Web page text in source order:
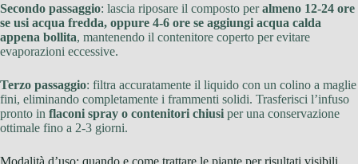
Secondo passaggio: lascia riposare il composto peralmeno 12-24 ore
se usi acqua fredda, oppure 4-6 ore se aggiungi acqua calda
appena bollita, mantenendo il contenitore coperto per evitare
evaporazioni eccessive.
Terzo passaggio: filtra accuratamente il liquido con un colino a maglie
fini, eliminando completamente i frammenti solidi. Trasferisci l’infuso
pronto in flaconi spray o contenitori chiusi per una conservazione
ottimale fino a 2-3 giorni.
Modalità d’uso: quando e come trattare le piante per risultati visibili